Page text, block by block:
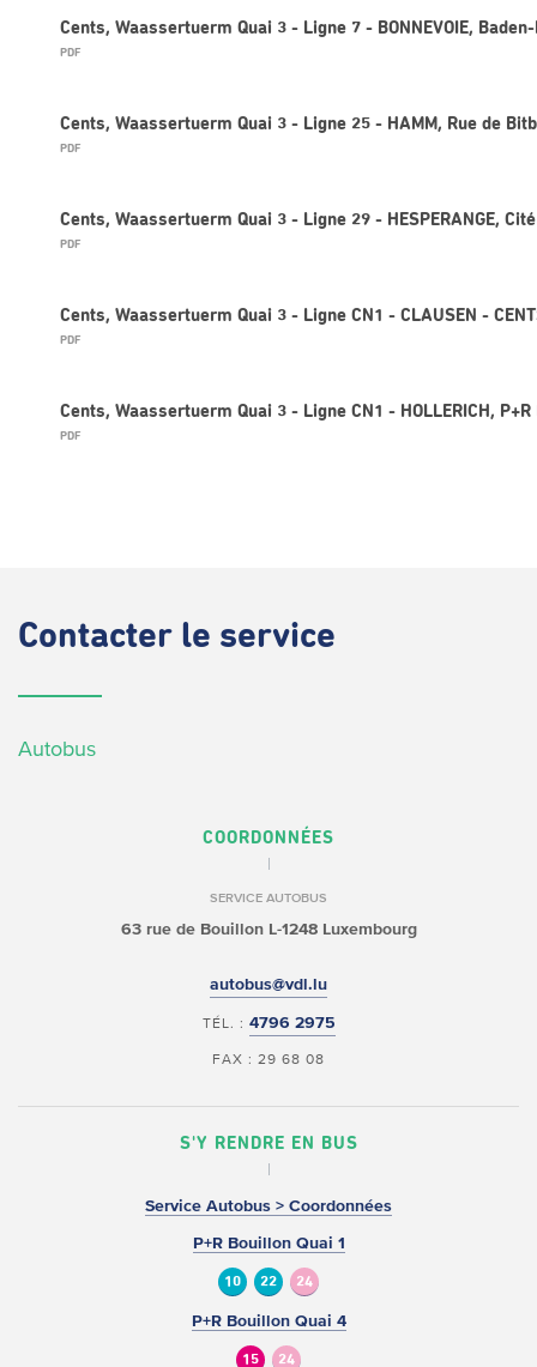
Cents, Waassertuerm Quai 3 - Ligne 7 - BONNEVOIE,
PDF
Cents, Waassertuerm Quai 3 - Ligne 25 - HAMM, Rue de
PDF
Cents, Waassertuerm Quai 3 - Ligne 29 - HESPERANGE,
PDF
Cents, Waassertuerm Quai 3 - Ligne CN1 - CLAUSEN -
PDF
Cents, Waassertuerm Quai 3 - Ligne CN1 - HOLLERICH,
PDF
Contacter le service
Autobus
COORDONNÉES
SERVICE AUTOBUS
63 rue de BouillonL-1248 Luxembourg
autobus@vdl.lu
TÉL. : 4796 2975
FAX : 29 68 08
S'Y RENDRE EN BUS
Service Autobus > Coordonnées
P+R Bouillon Quai 1
10 22 24
P+R Bouillon Quai 4
15 24